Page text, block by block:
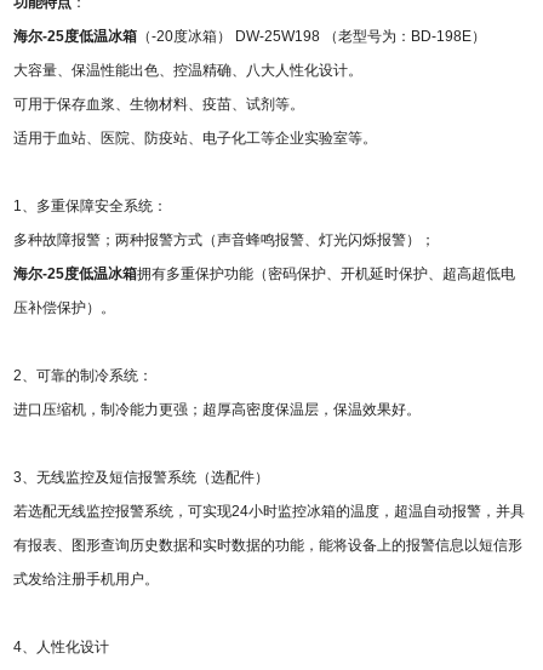
海尔-25度低温冰箱 （-20度冰箱） DW-25W198 （老型号为：BD-198E）
大容量、保温性能出色、控温精确、八大人性化设计。
可用于保存血浆、生物材料、疫苗、试剂等。
适用于血站、医院、防疫站、电子化工等企业实验室等。
1、多重保障安全系统：
多种故障报警；两种报警方式（声音蜂鸣报警、灯光闪烁报警）；
海尔-25度低温冰箱拥有多重保护功能（密码保护、开机延时保护、超高超低电
压补偿保护）。
2、可靠的制冷系统：
进口压缩机，制冷能力更强；超厚高密度保温层，保温效果好。
3、无线监控及短信报警系统（选配件）
若选配无线监控报警系统，可实现24小时监控冰箱的温度，超温自动报警，并具
有报表、图形查询历史数据和实时数据的功能，能将设备上的报警信息以短信形
式发给注册手机用户。
4、人性化设计